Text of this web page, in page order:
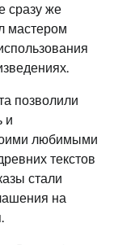
сразу же
мастером
позволили
и
любимыми
текстов
стали
на